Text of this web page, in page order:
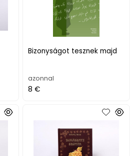
Bizonyságot tesznek majd
azonnal
8 €